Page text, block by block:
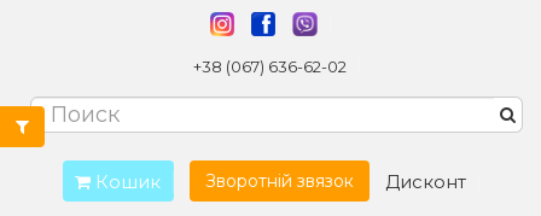
+38 (067) 636-62-02
Кошик Зворотній звязок Дисконт